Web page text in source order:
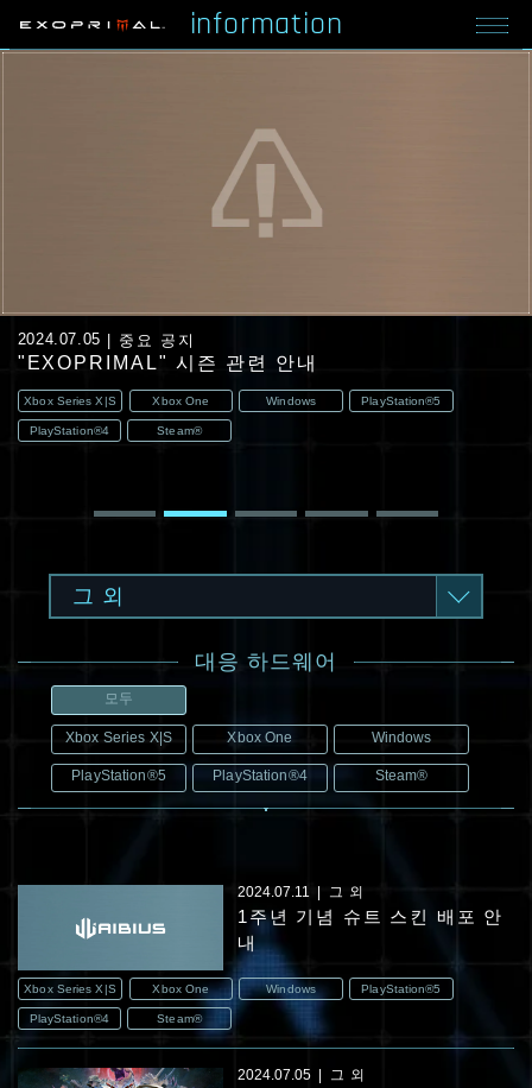
information
2024.07.05 중요 공지
"EXOPRIMAL" 시즌 관련 안내
Xbox Series X|S Xbox One Windows PlayStation®5
PlayStation®4 Steam®
그 외
대응 하드웨어
모두
Xbox Series X|S Xbox One Windows
PlayStation®5 PlayStation®4 Steam®
2024.07.11 그 외
1주년 기념 슈트 스킨 배포 안
내
Xbox Series X|S Xbox One Windows PlayStation®5
PlayStation®4 Steam®
2024.07.05 그 외